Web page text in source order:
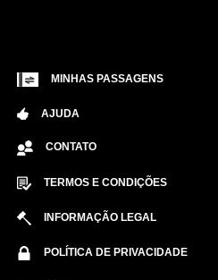
MINHAS PASSAGENS
AJUDA
CONTATO
TERMOS E CONDIÇÕES
INFORMAÇÃO LEGAL
POLÍTICA DE PRIVACIDADE